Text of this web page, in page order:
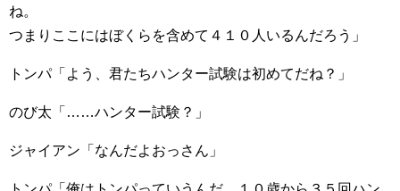
ね。
つまりここにはぼくらを含めて４１０人いるんだろう」
トンパ「よう、君たちハンター試験は初めてだね？」
のび太「……ハンター試験？」
ジャイアン「なんだよおっさん」